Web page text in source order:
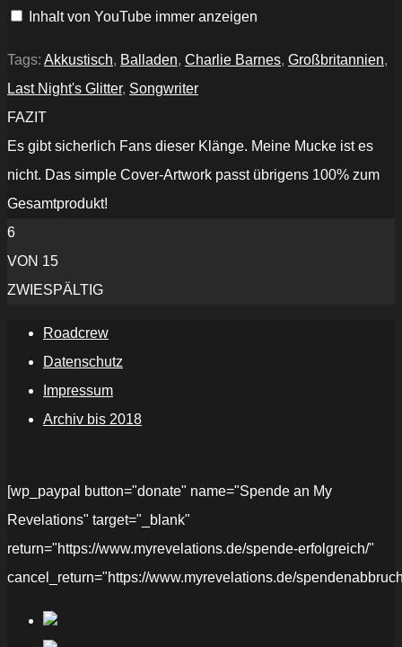
von
Inhalt von YouTube immer anzeigen
Tags: Akkustisch, Balladen, Charlie Barnes, Großbritannien,
Last Night's Glitter, Songwriter
FAZIT
Es gibt sicherlich Fans dieser Klänge. Meine Mucke ist es
nicht. Das simple Cover-Artwork passt übrigens 100% zum
Gesamtprodukt!
6
VON 15
ZWIESPÄLTIG
Roadcrew
Datenschutz
Impressum
Archiv bis 2018
[wp_paypal button="donate" name="Spende an My
Revelations" target="_blank"
return="https://www.myrevelations.de/spende-erfolgreich/"
cancel_return="https://www.myrevelations.de/